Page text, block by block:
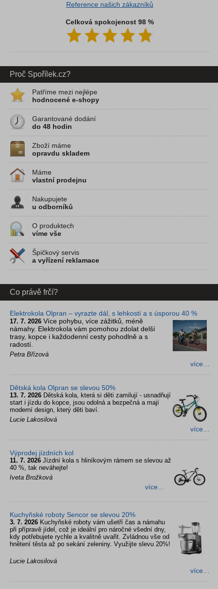
Reference našich zákazníků
Celková spokojenost 98 %
Proč Spořílek.cz?
Patříme mezi nejlépe
hodnocené e-shopy
Garantované dodání
do 48 hodin
Zboží máme
opravdu skladem
Máme
vlastní prodejnu
Nakupujete
u odborníků
O produktech
víme vše
Špičkový servis
a vyřízení reklamace
Co právě frčí?
Elektrokola Olpran – vyrazte dál, s lehkostí a s úsporou 40 %
17. 7. 2026 Více pohybu, více zážitků, méně
námahy. Elektrokola vám pomohou zdolat delší
trasy, kopce i každodenní cesty pohodlně a s
radostí.
Petra Břízová
více…
Dětská kola Olpran se slevou 50%
13. 7. 2026 Dětská kola, která si děti zamilují - usnadňují
start i jízdu do kopce, jsou odolná a bezpečná a mají
moderní design, který děti baví.
Lucie Lakosilová
více…
Výprodej jízdních kol
11. 7. 2026 Jízdní kola s hliníkovým rámem se slevou až
40 %, tak neváhejte!
Iveta Brožková
více…
Kuchyňské roboty Sencor se slevou 20%
3. 7. 2026 Kuchyňské roboty vám ušetří čas a námahu
při přípravě jídel, což je ideální pro náročné všední dny,
kdy potřebujete rychle a kvalitně uvařit. Zvládnou vše od
hnětení těsta až po sekání zeleniny. Využijte slevu 20%!
Lucie Lakosilová
více…